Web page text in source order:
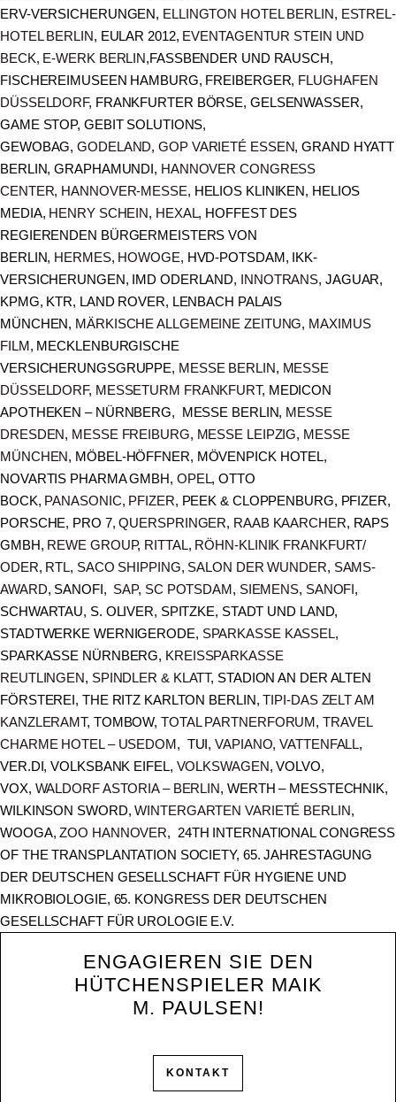
ERV-VERSICHERUNGEN, ELLINGTON HOTEL BERLIN, ESTREL-
HOTEL BERLIN, EULAR 2012, EVENTAGENTUR STEIN UND
BECK, E-WERK BERLIN,FASSBENDER UND RAUSCH,
FISCHEREIMUSEEN HAMBURG, FREIBERGER, FLUGHAFEN
DÜSSELDORF, FRANKFURTER BÖRSE, GELSENWASSER,
GAME STOP, GEBIT SOLUTIONS,
GEWOBAG,GODELAND,GOP VARIETÉ ESSEN, GRAND HYATT
BERLIN, GRAPHAMUNDI, HANNOVER CONGRESS
CENTER, HANNOVER-MESSE, HELIOS KLINIKEN, HELIOS
MEDIA, HENRY SCHEIN, HEXAL, HOFFEST DES
REGIERENDEN BÜRGERMEISTERS VON
BERLIN, HERMES, HOWOGE, HVD-POTSDAM, IKK-
VERSICHERUNGEN, IMD ODERLAND, INNOTRANS, JAGUAR,
KPMG, KTR, LAND ROVER, LENBACH PALAIS
MÜNCHEN, MÄRKISCHE ALLGEMEINE ZEITUNG, MAXIMUS
FILM, MECKLENBURGISCHE
VERSICHERUNGSGRUPPE, MESSE BERLIN, MESSE
DÜSSELDORF, MESSETURM FRANKFURT, MEDICON
APOTHEKEN – NÜRNBERG, MESSE BERLIN, MESSE
DRESDEN, MESSE FREIBURG, MESSE LEIPZIG, MESSE
MÜNCHEN, MÖBEL-HÖFFNER, MÖVENPICK HOTEL,
NOVARTIS PHARMA GMBH, OPEL, OTTO
BOCK, PANASONIC, PFIZER, PEEK & CLOPPENBURG, PFIZER,
PORSCHE, PRO 7,QUERSPRINGER, RAAB KAARCHER, RAPS
GMBH, REWE GROUP, RITTAL, RÖHN-KLINIK FRANKFURT/
ODER, RTL, SACO SHIPPING, SALON DER WUNDER, SAMS-
AWARD, SANOFI, SAP, SC POTSDAM, SIEMENS, SANOFI,
SCHWARTAU, S. OLIVER, SPITZKE, STADT UND LAND,
STADTWERKE WERNIGERODE, SPARKASSE KASSEL,
SPARKASSE NÜRNBERG, KREISSPARKASSE
REUTLINGEN, SPINDLER & KLATT, STADION AN DER ALTEN
FÖRSTEREI, THE RITZ KARLTON BERLIN, TIPI-DAS ZELT AM
KANZLERAMT, TOMBOW,TOTAL PARTNERFORUM,TRAVEL
CHARME HOTEL – USEDOM, TUI,VAPIANO,VATTENFALL,
VER.DI, VOLKSBANK EIFEL, VOLKSWAGEN, VOLVO,
VOX, WALDORF ASTORIA – BERLIN, WERTH – MESSTECHNIK,
WILKINSON SWORD,WINTERGARTEN VARIETÉ BERLIN,
WOOGA,ZOO HANNOVER, 24TH INTERNATIONAL CONGRESS
OF THE TRANSPLANTATION SOCIETY, 65. JAHRESTAGUNG
DER DEUTSCHEN GESELLSCHAFT FÜR HYGIENE UND
MIKROBIOLOGIE, 65. KONGRESS DER DEUTSCHEN
GESELLSCHAFT FÜR UROLOGIE E.V.
ENGAGIEREN SIE DEN
HÜTCHENSPIELER MAIK
M. PAULSEN!
KONTAKT